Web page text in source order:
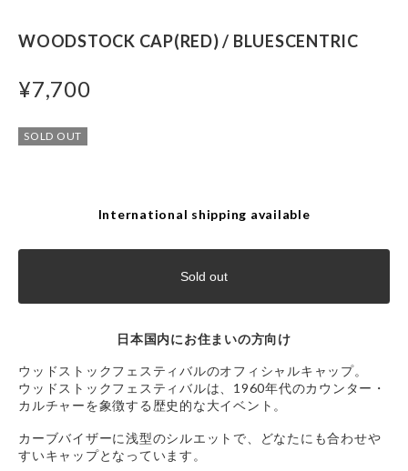
WOODSTOCK CAP(RED) / BLUESCENTRIC
¥7,700
SOLD OUT
International shipping available
Sold out
日本国内にお住まいの方向け
ウッドストックフェスティバルのオフィシャルキャップ。
ウッドストックフェスティバルは、1960年代のカウンター・
カルチャーを象徴する歴史的な大イベント。
カーブバイザーに浅型のシルエットで、どなたにも合わせや
すいキャップとなっています。